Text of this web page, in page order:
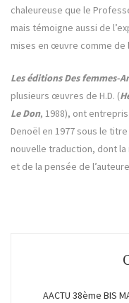
chaleureuse que le
mais témoigne aussi de
mises en œuvre comme de
Les éditions Des femmes-
plusieurs œuvres de H.D. (
Le Don, 1988), ont
Denoël en 1977 sous le titre
nouvelle traduction, dont
et de la pensée de
AACTU 38ème BIS